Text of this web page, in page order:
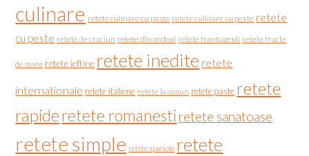
culinare retete culinare cu paste retete culinare cu peste retete
cu peste retete de craciun retete din ardeal retete frantuzesti retete fructe
de mare retete ieftine retete inedite retete
internationale retete italiene retete la ceaun retete paste retete
rapideretete romanesti retete sanatoase
retete simple retete spaniole retete